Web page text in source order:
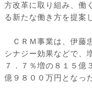
方改革に取り組み、働
る新たな働き方を提案
ＣＲＭ事業は、伊藤
シナジー効果などで、
７．７％増の８１５億
億９８００万円となっ